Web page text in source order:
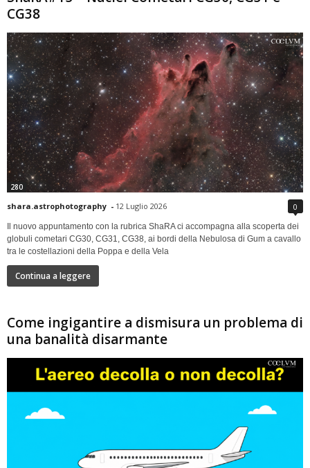
CG38
280
shara.astrophotography - 12 Luglio 2026 0
Il nuovo appuntamento con la rubrica ShaRA ci accompagna alla scoperta dei
globuli cometari CG30, CG31, CG38, ai bordi della Nebulosa di Gum a cavallo
tra le costellazioni della Poppa e della Vela
Continua a leggere
Come ingigantire a dismisura un problema di
una banalità disarmante